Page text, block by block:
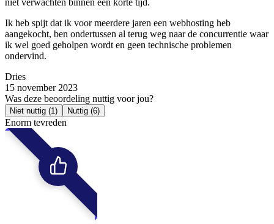
Ik heb spijt dat ik voor meerdere jaren een webhosting heb
aangekocht, ben ondertussen al terug weg naar de concurrentie waar
ik wel goed geholpen wordt en geen technische problemen
ondervind.
Dries
15 november 2023
Was deze beoordeling nuttig voor jou?
Niet nuttig (1) Nuttig (6)
Enorm tevreden